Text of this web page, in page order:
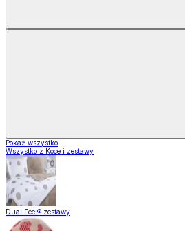
Pokaż wszystko
Wszystko z Koce i zestawy
Dual Feel® zestawy